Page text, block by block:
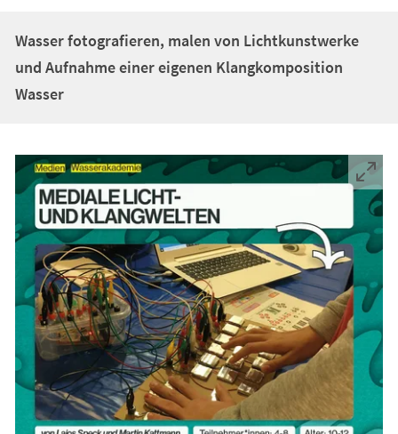
Wasser fotografieren, malen von Lichtkunstwerke
und Aufnahme einer eigenen Klangkomposition
Wasser